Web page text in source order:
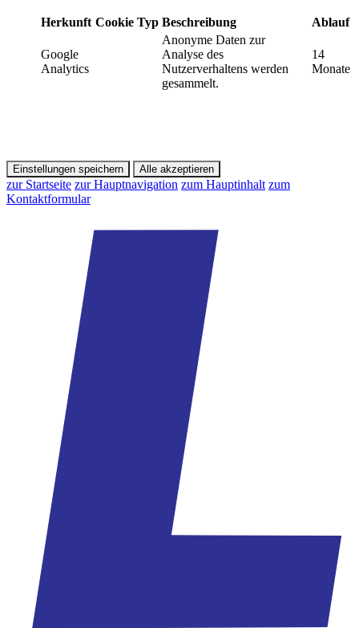
Herkunft Cookie Typ Beschreibung Ablauf
Google
Analytics
Anonyme Daten zur
Analyse des
Nutzerverhaltens werden
gesammelt.
14
Monate
Einstellungen speichern Alle akzeptieren
zur Startseite zur Hauptnavigation zum Hauptinhalt zum
Kontaktformular